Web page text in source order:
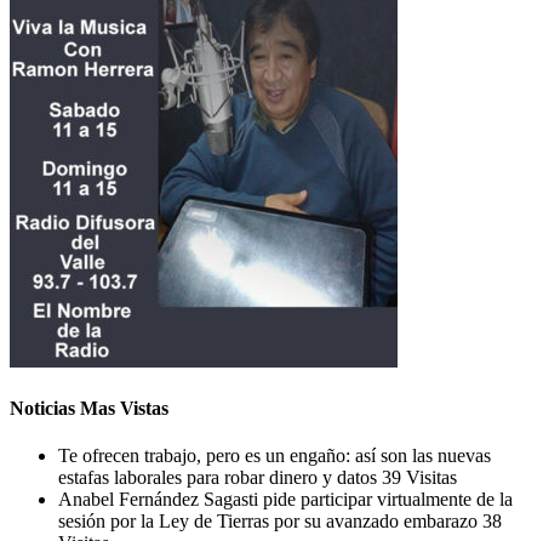
Noticias Mas Vistas
Te ofrecen trabajo, pero es un engaño: así son las nuevas
estafas laborales para robar dinero y datos 39 Visitas
Anabel Fernández Sagasti pide participar virtualmente de la
sesión por la Ley de Tierras por su avanzado embarazo 38